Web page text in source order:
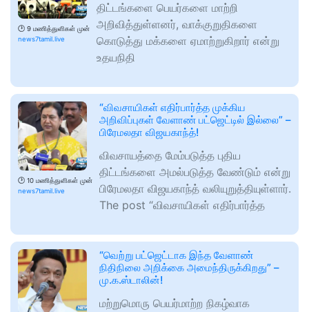
🕑 9 மணித்துளிகள் முன்
news7tamil.live
திட்டங்களை பெயர்களை மாற்றி
அறிவித்துள்ளனர், வாக்குறுதிகளை
கொடுத்து மக்களை ஏமாற்றுகிறார் என்று
உதயநிதி
🕑 10 மணித்துளிகள் முன்
news7tamil.live
“விவசாயிகள் எதிர்பார்த்த முக்கிய
அறிவிப்புகள் வேளாண் பட்ஜெட்டில் இல்லை” –
பிரேமலதா விஜயகாந்த்!
விவசாயத்தை மேம்படுத்த புதிய
திட்டங்களை அமல்படுத்த வேண்டும் என்று
பிரேமலதா விஜயகாந்த் வலியுறுத்தியுள்ளார்.
The post “விவசாயிகள் எதிர்பார்த்த
“வெற்று பட்ஜெட்டாக இந்த வேளாண்
நிதிநிலை அறிக்கை அமைந்திருக்கிறது” –
மு.க.ஸ்டாலின்!
மற்றுமொரு பெயர்மாற்ற நிகழ்வாக